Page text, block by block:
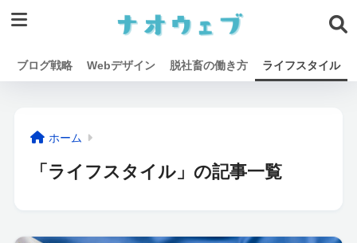
ブログ戦略 Webデザイン 脱社畜の働き方 ライフスタイル
ホーム
「ライフスタイル」の記事一覧